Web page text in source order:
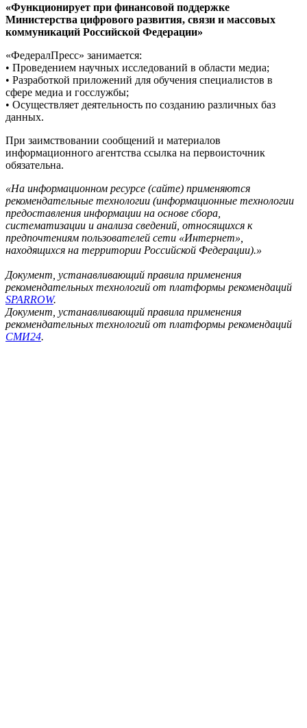
«Функционирует при финансовой поддержке
Министерства цифрового развития, связи и массовых
коммуникаций Российской Федерации»
«ФедералПресс» занимается:
• Проведением научных исследований в области медиа;
• Разработкой приложений для обучения специалистов в
сфере медиа и госслужбы;
• Осуществляет деятельность по созданию различных баз
данных.
При заимствовании сообщений и материалов
информационного агентства ссылка на первоисточник
обязательна.
«На информационном ресурсе (сайте) применяются
рекомендательные технологии (информационные технологии
предоставления информации на основе сбора,
систематизации и анализа сведений, относящихся к
предпочтениям пользователей сети «Интернет»,
находящихся на территории Российской Федерации).»
Документ, устанавливающий правила применения
рекомендательных технологий от платформы рекомендаций
SPARROW.
Документ, устанавливающий правила применения
рекомендательных технологий от платформы рекомендаций
СМИ24.